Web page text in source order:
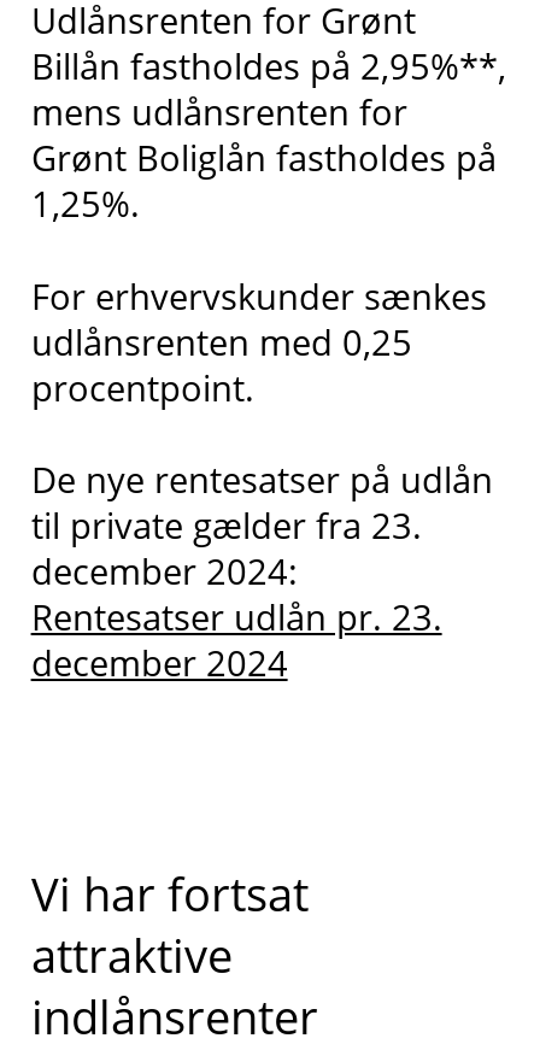
Udlånsrenten for Grønt
Billån fastholdes på 2,95%**,
mens udlånsrenten for
Grønt Boliglån fastholdes på
1,25%.
For erhvervskunder sænkes
udlånsrenten med 0,25
procentpoint.
De nye rentesatser på udlån
til private gælder fra 23.
december 2024:
Rentesatser udlån pr. 23.
december 2024
Vi har fortsat
attraktive
indlånsrenter